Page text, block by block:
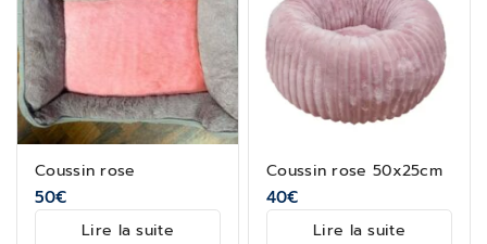
Coussin rose
50€
Lire la suite
Coussin rose 50x25cm
40€
Lire la suite